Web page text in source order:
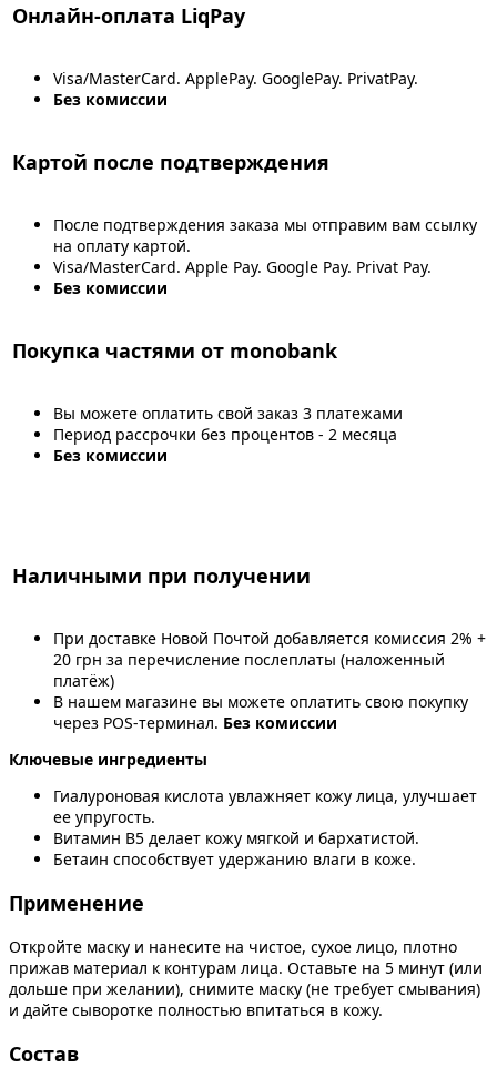
Онлайн-оплата LiqPay
Visa/MasterCard. ApplePay. GooglePay. PrivatPay.
Без комиссии
Картой после подтверждения
После подтверждения заказа мы отправим вам ссылку
на оплату картой.
Visa/MasterCard. Apple Pay. Google Pay. Privat Pay.
Без комиссии
Покупка частями от monobank
Вы можете оплатить свой заказ 3 платежами
Период рассрочки без процентов - 2 месяца
Без комиссии
Наличными при получении
При доставке Новой Почтой добавляется комиссия 2% +
20 грн за перечисление послеплаты (наложенный
платёж)
В нашем магазине вы можете оплатить свою покупку
через POS-терминал. Без комиссии
Ключевые ингредиенты
Гиалуроновая кислота увлажняет кожу лица, улучшает
ее упругость.
Витамин В5 делает кожу мягкой и бархатистой.
Бетаин способствует удержанию влаги в коже.
Применение
Откройте маску и нанесите на чистое, сухое лицо, плотно
прижав материал к контурам лица. Оставьте на 5 минут (или
дольше при желании), снимите маску (не требует смывания)
и дайте сыворотке полностью впитаться в кожу.
Состав